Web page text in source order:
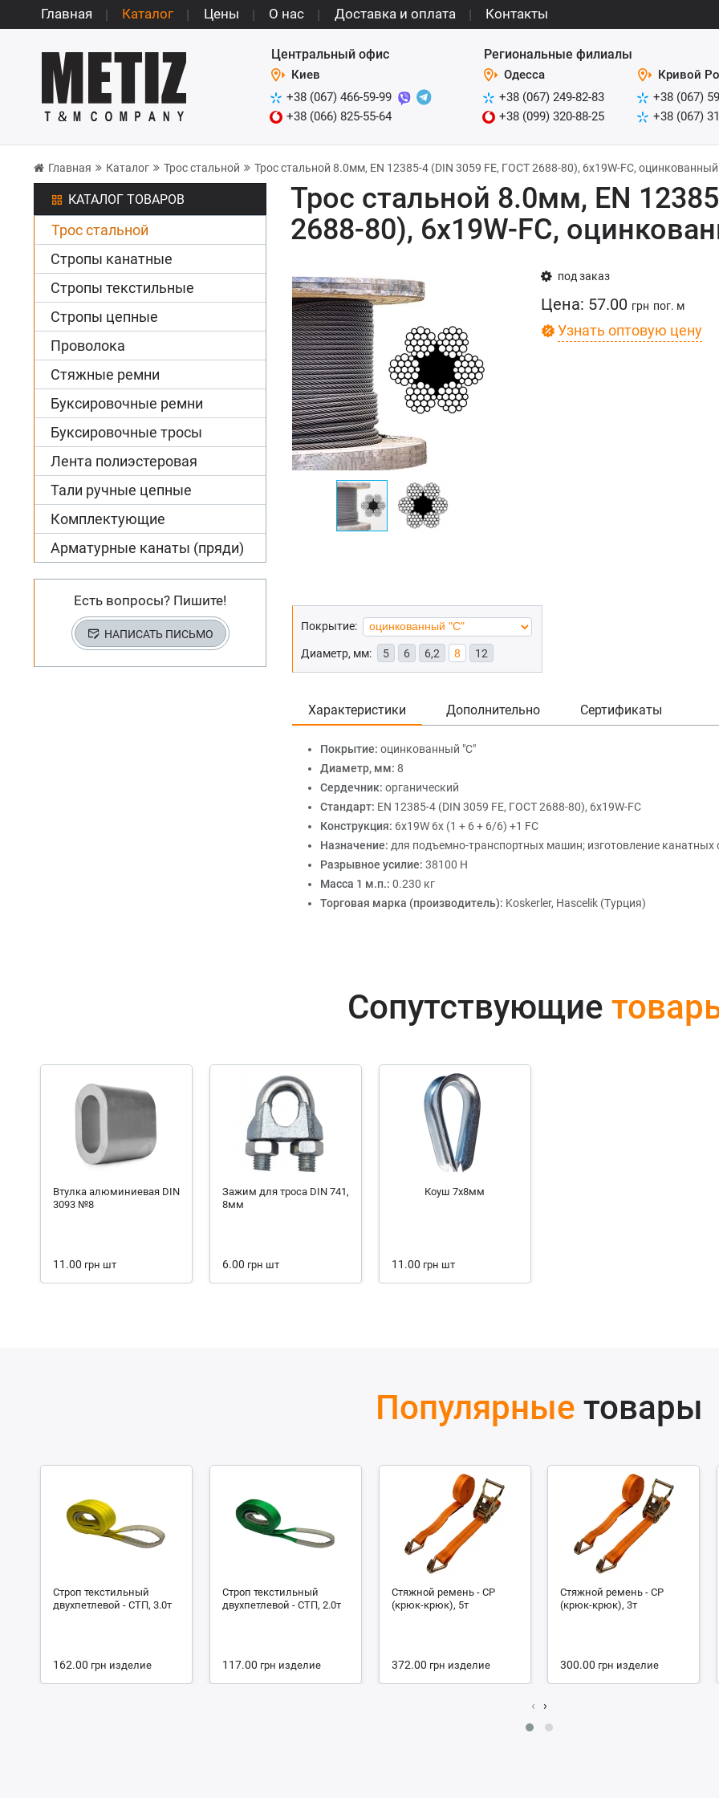
Главная Каталог Цены О нас Доставка и оплата Контакты
Центральный офис
Киев
+38 (067) 466-59-99
+38 (066) 825-55-64
Региональные филиалы
Одесса
+38 (067) 249-82-83
+38 (099) 320-88-25
Кривой
+38 (067)
+38 (067)
Главная Каталог Трос стальной Трос стальной 8.0мм, EN 12385-4 (DIN 3059 FE, ГОСТ 2688-80), 6x19W-FC, оцинкованный
КАТАЛОГ ТОВАРОВ
Трос стальной
Стропы канатные
Стропы текстильные
Стропы цепные
Проволока
Стяжные ремни
Буксировочные ремни
Буксировочные тросы
Лента полиэстеровая
Тали ручные цепные
Комплектующие
Арматурные канаты (пряди)
Есть вопросы? Пишите!
НАПИСАТЬ ПИСЬМО
Трос стальной 8.0мм, EN
2688-80), 6x19W-FC,
под заказ
Цена: 57.00 грн пог. м
Узнать оптовую цену
Покрытие:
Диаметр, мм: 5 6 6,2 8 12
Характеристики Дополнительно Сертификаты
Покрытие: оцинкованный "С"
Диаметр, мм: 8
Сердечник: органический
Стандарт: EN 12385-4 (DIN 3059 FE, ГОСТ 2688-80), 6x19W-FC
Конструкция: 6х19W 6x (1 + 6 + 6/6) +1 FC
Назначение: для подъемно-транспортных машин; изготовление канатных
Разрывное усилие: 38100 Н
Масса 1 м.п.: 0.230 кг
Торговая марка (производитель): Koskerler, Hascelik (Турция)
Сопутствующие
Втулка алюминиевая DIN
3093 №8
11.00 грн шт
Зажим для троса DIN 741,
8мм
6.00 грн шт
Коуш 7х8мм
11.00 грн шт
Популярные товары
Строп текстильный
двухпетлевой - СТП, 3.0т
162.00 грн изделие
Строп текстильный
двухпетлевой - СТП, 2.0т
117.00 грн изделие
Стяжной ремень - СР
(крюк-крюк), 5т
372.00 грн изделие
Стяжной ремень - СР
(крюк-крюк), 3т
300.00 грн изделие
‹ ›